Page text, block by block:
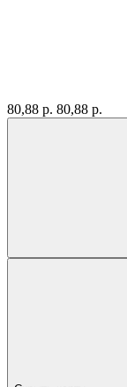
80,88 р. 80,88 р.